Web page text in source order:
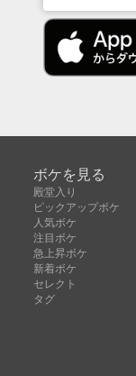
ボケを見る
殿堂入り
ピックアップボケ
人気ボケ
注目ボケ
急上昇ボケ
新着ボケ
セレクト
タグ